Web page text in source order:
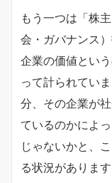
もう一つは「株
会・ガバナンス
企業の価値とい
って計られてい
分、その企業が
ているのかによ
じゃないかと、
る状況があります